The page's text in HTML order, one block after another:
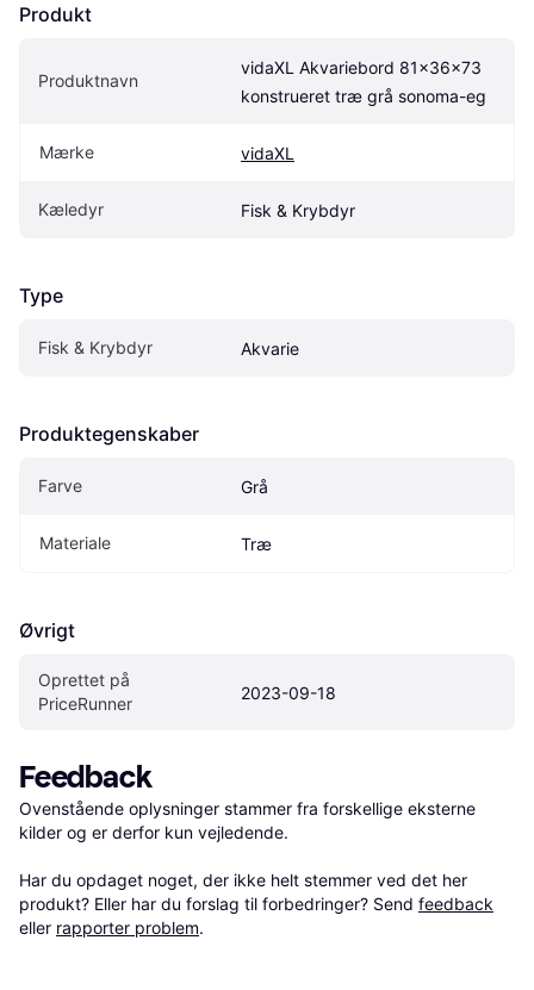
Produkt
Produktnavn
vidaXL Akvariebord 81x36x73
konstrueret træ grå sonoma-eg
Mærke vidaXL
Kæledyr Fisk & Krybdyr
Type
Fisk & Krybdyr Akvarie
Produktegenskaber
Farve Grå
Materiale Træ
Øvrigt
Oprettet på
PriceRunner
2023-09-18
Feedback
Ovenstående oplysninger stammer fra forskellige eksterne
kilder og er derfor kun vejledende.
Har du opdaget noget, der ikke helt stemmer ved det her
produkt? Eller har du forslag til forbedringer? Send feedback
eller rapporter problem.